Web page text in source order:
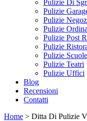
Pulizie Di
Pulizie
Pulizie
Pulizie
Pulizie Post
Pulizie
Pulizie Scuole
Pulizie Teatri
Pulizie Uffici
Blog
Recensioni
Contatti
Home > Ditta Di Pulizie